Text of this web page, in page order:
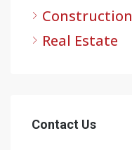
Construction
Real Estate
Contact Us